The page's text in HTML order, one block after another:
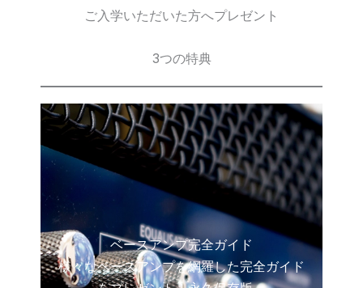
ご入学いただいた方へプレゼント
3つの特典
ベースアンプ完全ガイド
様々なベースアンプを網羅した完全ガイド